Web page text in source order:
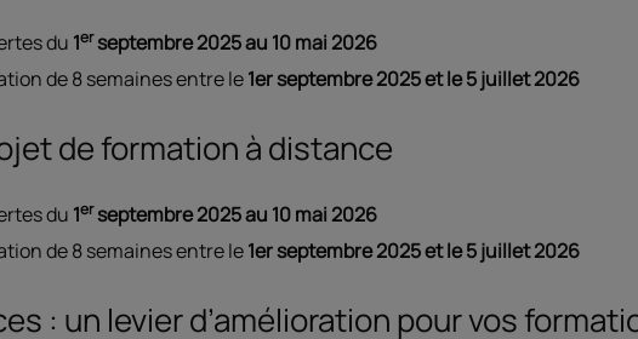
du 1erseptembre 2025 au 10 mai 2026
de 8 semaines entre le1er septembre 2025 et le 5 juillet 2026
de formation à distance
du 1erseptembre 2025 au 10 mai 2026
de 8 semaines entre le1er septembre 2025 et le 5 juillet 2026
: un levier d’amélioration pour vos